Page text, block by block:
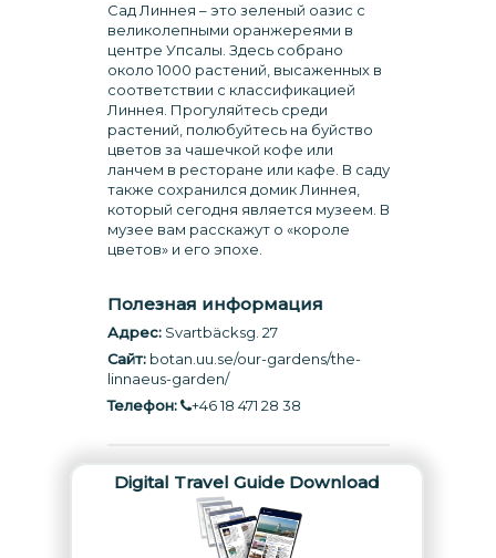
Сад Линнея – это зеленый оазис с
великолепными оранжереями в
центре Упсалы. Здесь собрано
около 1000 растений, высаженных в
соответствии с классификацией
Линнея. Прогуляйтесь среди
растений, полюбуйтесь на буйство
цветов за чашечкой кофе или
ланчем в ресторане или кафе. В саду
также сохранился домик Линнея,
который сегодня является музеем. В
музее вам расскажут о «короле
цветов» и его эпохе.
Полезная информация
Адрес:Svartbäcksg. 27
Сайт: botan.uu.se/our-gardens/the-
linnaeus-garden/
Телефон:
+46 18 471 28 38
Digital Travel Guide Download